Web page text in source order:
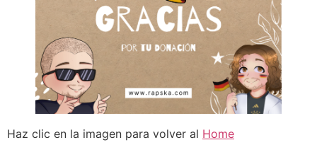
Haz clic en la imagen para volver al Home